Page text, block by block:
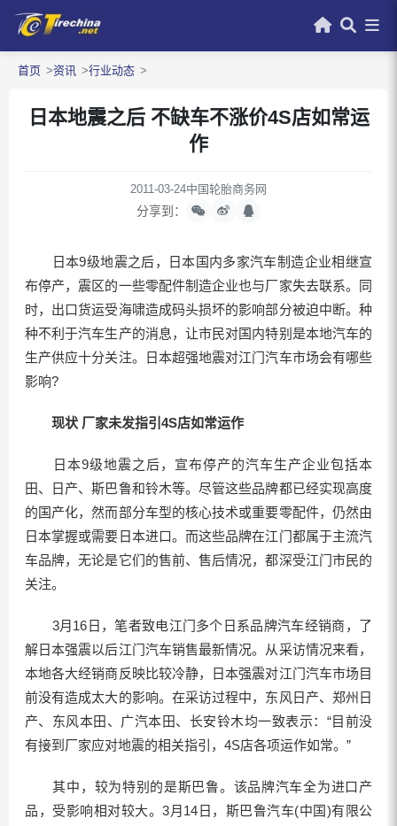
首页 资讯 行业动态
日本地震之后 不缺车不涨价4S店如常运
作
2011-03-24中国轮胎商务网
分享到：
日本9级地震之后，日本国内多家汽车制造企业相继宣
布停产，震区的一些零配件制造企业也与厂家失去联系。同
时，出口货运受海啸造成码头损坏的影响部分被迫中断。种
种不利于汽车生产的消息，让市民对国内特别是本地汽车的
生产供应十分关注。日本超强地震对江门汽车市场会有哪些
影响?
现状 厂家未发指引4S店如常运作
日本9级地震之后，宣布停产的汽车生产企业包括本
田、日产、斯巴鲁和铃木等。尽管这些品牌都已经实现高度
的国产化，然而部分车型的核心技术或重要零配件，仍然由
日本掌握或需要日本进口。而这些品牌在江门都属于主流汽
车品牌，无论是它们的售前、售后情况，都深受江门市民的
关注。
3月16日，笔者致电江门多个日系品牌汽车经销商，了
解日本强震以后江门汽车销售最新情况。从采访情况来看，
本地各大经销商反映比较冷静，日本强震对江门汽车市场目
前没有造成太大的影响。在采访过程中，东风日产、郑州日
产、东风本田、广汽本田、长安铃木均一致表示：“目前没
有接到厂家应对地震的相关指引，4S店各项运作如常。”
其中，较为特别的是斯巴鲁。该品牌汽车全为进口产
品，受影响相对较大。3月14日，斯巴鲁汽车(中国)有限公